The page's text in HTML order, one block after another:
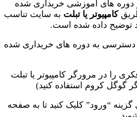
دوره های آموزشی خریداری شده
کامپیوتر یا تبلت به سایت تناسب
داده شده است.
به دوره های خریداری شده
را در مرورگر کامپیوتر یا تبلت
گوگل کروم استفاده کنید)
“ورود” کلیک کنید تا به صفحه